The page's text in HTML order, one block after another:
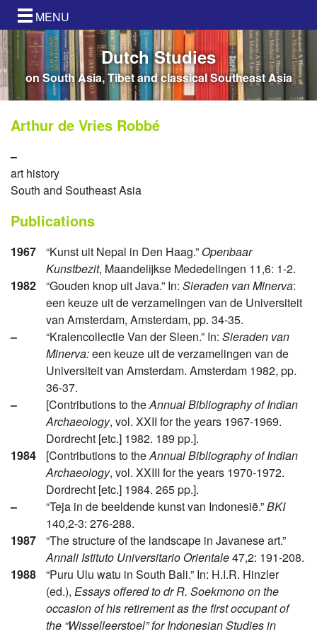
MENU
Dutch Studies
on South Asia, Tibet and classical Southeast Asia
Arthur de Vries Robbé
–
art history
South and Southeast Asia
Publications
1967 “Kunst uit Nepal in Den Haag.” Openbaar
Kunstbezit, Maandelijkse Mededelingen 11,6: 1-2.
1982
“Gouden knop uit Java.” In: Sieraden van Minerva:
een keuze uit de verzamelingen van de Universiteit
van Amsterdam, Amsterdam, pp. 34-35.
–
“Kralencollectie Van der Sleen.” In: Sieraden van
Minerva:een keuze uit de verzamelingen van de
Universiteit van Amsterdam. Amsterdam 1982, pp.
36-37.
–
[Contributions to theAnnual Bibliography of Indian
Archaeology, vol. XXII for the years 1967-1969.
Dordrecht [etc.] 1982. 189 pp.].
1984
[Contributions to theAnnual Bibliography of Indian
Archaeology, vol. XXIII for the years 1970-1972.
Dordrecht [etc.] 1984. 265 pp.].
–
“Teja in de beeldende kunst van Indonesië.”BKI
140,2-3: 276-288.
1987
“The structure of the landscape in Javanese art.”
Annali Istituto Universitario Orientale47,2: 191-208.
1988
“Puru Ulu watu in South Bali.” In: H.I.R. Hinzler
(ed.), Essays offered to dr R. Soekmono on the
occasion of his retirement as the first occupant of
the “Wisselleerstoel” for Indonesian Studies in